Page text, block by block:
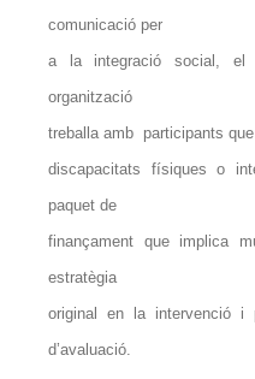
comunicació per
a la integració social, el
organització
treballa amb participants
discapacitats físiques o
paquet de
finançament que implica
estratègia
original en la intervenció
d’avaluació.